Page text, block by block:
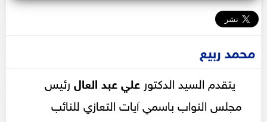
محمد ربيع
يتقدم السيد الدكتور علي عبد العالرئيس
مجلس النواب باسمي آيات التعازي للنائب